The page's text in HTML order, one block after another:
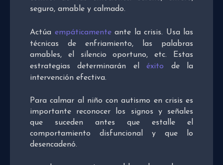
seguro, amable y calmado.
Actúa empáticamenteante la crisis. Usa las
técnicas de enfriamiento, las palabras
amables, el silencio oportuno, etc. Estas
estrategias determinarán eléxito de la
intervención efectiva.
Para calmar al niño con autismo en crisis es
importante reconocer los signos y señales
que suceden antes que estalle el
comportamiento disfuncional y que lo
desencadenó.